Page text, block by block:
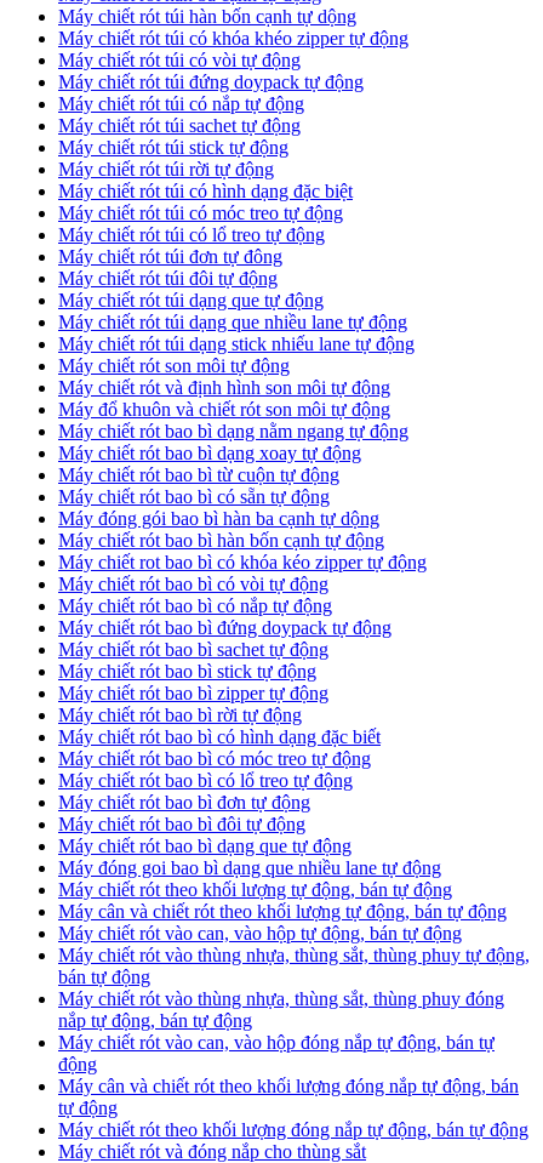
Máy chiết rót túi hàn bốn cạnh tự dộng
Máy chiết rót túi có khóa khéo zipper tự động
Máy chiết rót túi có vòi tự động
Máy chiết rót túi đứng doypack tự động
Máy chiết rót túi có nắp tự động
Máy chiết rót túi sachet tự động
Máy chiết rót túi stick tự động
Máy chiết rót túi rời tự động
Máy chiết rót túi có hình dạng đặc biệt
Máy chiết rót túi có móc treo tự động
Máy chiết rót túi có lổ treo tự động
Máy chiết rót túi đơn tự đông
Máy chiết rót túi đôi tự động
Máy chiết rót túi dạng que tự động
Máy chiết rót túi dạng que nhiều lane tự động
Máy chiết rót túi dạng stick nhiếu lane tự động
Máy chiết rót son môi tự động
Máy chiết rót và định hình son môi tự động
Máy đổ khuôn và chiết rót son môi tự động
Máy chiết rót bao bì dạng nằm ngang tự động
Máy chiết rót bao bì dạng xoay tự động
Máy chiết rót bao bì từ cuộn tự động
Máy chiết rót bao bì có sẵn tự động
Máy đóng gói bao bì hàn ba cạnh tự dộng
Máy chiết rót bao bì hàn bốn cạnh tự động
Máy chiết rot bao bì có khóa kéo zipper tự động
Máy chiết rót bao bì có vòi tự động
Máy chiết rót bao bì có nắp tự động
Máy chiết rót bao bì đứng doypack tự động
Máy chiết rót bao bì sachet tự động
Máy chiết rót bao bì stick tự động
Máy chiết rót bao bì zipper tự động
Máy chiết rót bao bì rời tự động
Máy chiết rót bao bì có hình dạng đặc biết
Máy chiết rót bao bì có móc treo tự động
Máy chiết rót bao bì có lổ treo tự động
Máy chiết rót bao bì đơn tự động
Máy chiết rót bao bì đôi tự động
Máy chiết rót bao bì dạng que tự động
Máy đóng goi bao bì dạng que nhiều lane tự động
Máy chiết rót theo khối lượng tự động, bán tự động
Máy cân và chiết rót theo khối lượng tự động, bán tự động
Máy chiết rót vào can, vào hộp tự động, bán tự động
Máy chiết rót vào thùng nhựa, thùng sắt, thùng phuy tự động,
bán tự động
Máy chiết rót vào thùng nhựa, thùng sắt, thùng phuy đóng
nắp tự động, bán tự động
Máy chiết rót vào can, vào hộp đóng nắp tự động, bán tự
động
Máy cân và chiết rót theo khối lượng đóng nắp tự động, bán
tự động
Máy chiết rót theo khối lượng đóng nắp tự động, bán tự động
Máy chiết rót và đóng nắp cho thùng sắt